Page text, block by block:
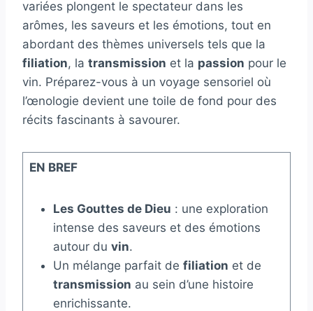
variées plongent le spectateur dans les
arômes, les saveurs et les émotions, tout en
abordant des thèmes universels tels que la
filiation, la transmission et la passion pour le
vin. Préparez-vous à un voyage sensoriel où
l’œnologie devient une toile de fond pour des
récits fascinants à savourer.
EN BREF
Les Gouttes de Dieu : une exploration
intense des saveurs et des émotions
autour du vin.
Un mélange parfait de filiation et de
transmission au sein d’une histoire
enrichissante.